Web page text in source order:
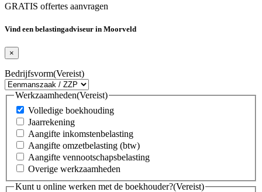
GRATIS offertes aanvragen
Vind een belastingadviseur in Moorveld
×
Bedrijfsvorm(Vereist)
Werkzaamheden(Vereist)
Volledige boekhouding
Jaarrekening
Aangifte inkomstenbelasting
Aangifte omzetbelasting (btw)
Aangifte vennootschapsbelasting
Overige werkzaamheden
Kunt u online werken met de boekhouder?(Vereist)